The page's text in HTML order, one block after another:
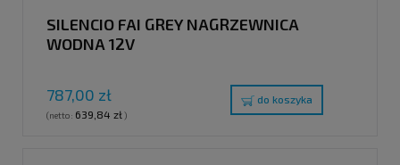
SILENCIO FAI GREY NAGRZEWNICA
WODNA 12V
787,00 zł
(netto: 639,84 zł)
do koszyka